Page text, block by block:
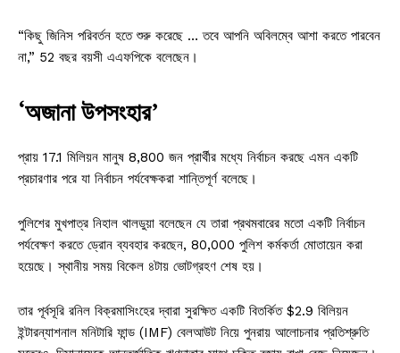
“কিছু জিনিস পরিবর্তন হতে শুরু করেছে … তবে আপনি অবিলম্বে আশা করতে পারবেন
না,” 52 বছর বয়সী এএফপিকে বলেছেন।
‘অজানা উপসংহার’
প্রায় 17.1 মিলিয়ন মানুষ 8,800 জন প্রার্থীর মধ্যে নির্বাচন করছে এমন একটি
প্রচারণার পরে যা নির্বাচন পর্যবেক্ষকরা শান্তিপূর্ণ বলেছে।
পুলিশের মুখপাত্র নিহাল থালডুয়া বলেছেন যে তারা প্রথমবারের মতো একটি নির্বাচন
পর্যবেক্ষণ করতে ড্রোন ব্যবহার করছেন, 80,000 পুলিশ কর্মকর্তা মোতায়েন করা
হয়েছে। স্থানীয় সময় বিকেল ৪টায় ভোটগ্রহণ শেষ হয়।
তার পূর্বসূরি রনিল বিক্রমাসিংহের দ্বারা সুরক্ষিত একটি বিতর্কিত $2.9 বিলিয়ন
ইন্টারন্যাশনাল মনিটারি ফান্ড (IMF) বেলআউট নিয়ে পুনরায় আলোচনার প্রতিশ্রুতি